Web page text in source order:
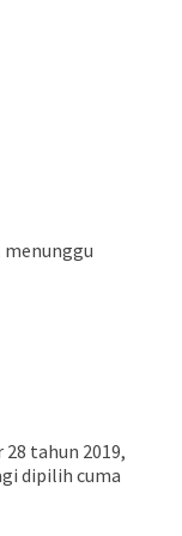
tahun 2019,
dipilih cuma